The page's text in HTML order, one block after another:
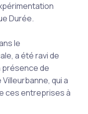
Durée.
le
a été ravi de
présence de
Villeurbanne, qui a
ces entreprises à